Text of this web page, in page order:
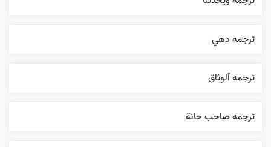
ترجمه دهي
ترجمه ٱلوثاق
ترجمه صاحب حانة